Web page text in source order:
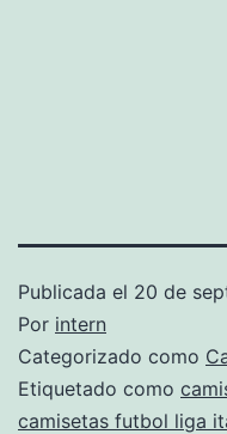
Publicada el 20 de
Por intern
Categorizado como
Etiquetado como
camisetas futbol liga